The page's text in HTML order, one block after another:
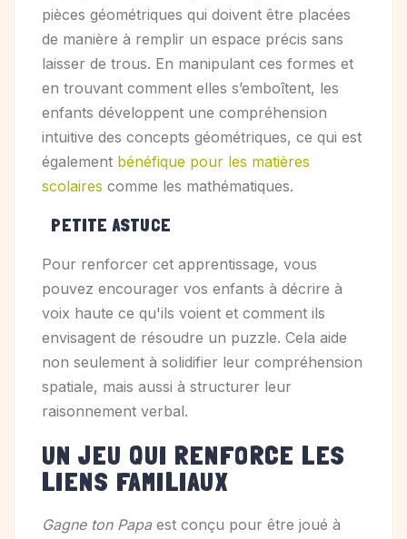
pièces géométriques qui doivent être placées
de manière à remplir un espace précis sans
laisser de trous. En manipulant ces formes et
en trouvant comment elles s’emboîtent, les
enfants développent une compréhension
intuitive des concepts géométriques, ce qui est
également bénéfique pour les matières
scolaires comme les mathématiques.
PETITE ASTUCE
Pour renforcer cet apprentissage, vous
pouvez encourager vos enfants à décrire à
voix haute ce qu'ils voient et comment ils
envisagent de résoudre un puzzle. Cela aide
non seulement à solidifier leur compréhension
spatiale, mais aussi à structurer leur
raisonnement verbal.
UN JEU QUI RENFORCE LES
LIENS FAMILIAUX
Gagne ton Papaest conçu pour être joué à